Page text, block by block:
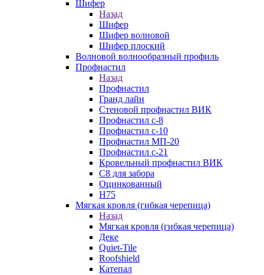
Шифер
Назад
Шифер
Шифер волновой
Шифер плоский
Волновой волнообразный профиль
Профнастил
Назад
Профнастил
Гранд лайн
Стеновой профнастил ВИК
Профнастил с-8
Профнастил с-10
Профнастил МП-20
Профнастил с-21
Кровельный профнастил ВИК
С8 для забора
Оцинкованный
Н75
Мягкая кровля (гибкая черепица)
Назад
Мягкая кровля (гибкая черепица)
Деке
Quiet-Tile
Roofshield
Катепал